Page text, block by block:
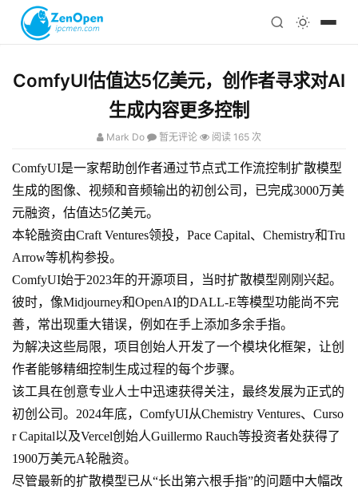
科技
心理
注册
ComfyUI估值达5亿美元，创作者寻求对AI
生成内容更多控制
Mark Do 暂无评论 阅读 165 次
ComfyUI是一家帮助创作者通过节点式工作流控制扩散模型
生成的图像、视频和音频输出的初创公司，已完成3000万美
元融资，估值达5亿美元。
本轮融资由Craft Ventures领投，Pace Capital、Chemistry和Tru
Arrow等机构参投。
ComfyUI始于2023年的开源项目，当时扩散模型刚刚兴起。
彼时，像Midjourney和OpenAI的DALL-E等模型功能尚不完
善，常出现重大错误，例如在手上添加多余手指。
为解决这些局限，项目创始人开发了一个模块化框架，让创
作者能够精细控制生成过程的每个步骤。
该工具在创意专业人士中迅速获得关注，最终发展为正式的
初创公司。2024年底，ComfyUI从Chemistry Ventures、Curso
r Capital以及Vercel创始人Guillermo Rauch等投资者处获得了
1900万美元A轮融资。
尽管最新的扩散模型已从“长出第六根手指”的问题中大幅改